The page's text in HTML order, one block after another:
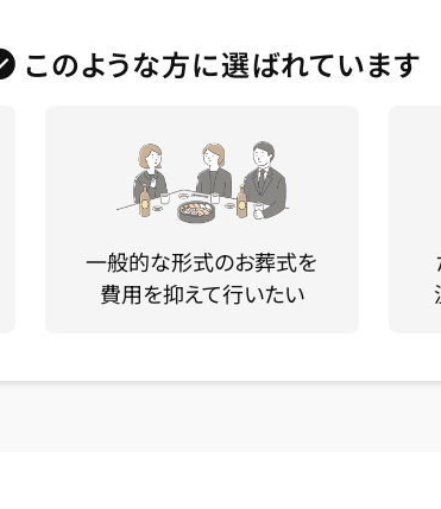
このような方に選ばれています
一般的な形式のお葬式を
費用を抑えて行いたい